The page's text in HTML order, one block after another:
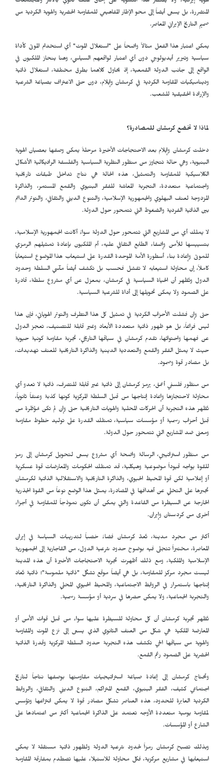
المتضررة، بل يسعى أيضاً إلى محو الإطار المفاهيمي للمقاومة الحضرية والهوية الكردية من
صميم التاريخ الإيراني المعاصر.
يمكن اعتبار هذا الفعل مثالاً واضحاً على "استغلال الموت" أي استخدام الموتى كأداة
سياسية وتبرير أيديولوجي دون أي اعتبار لواقعهم السياسي، وهنا ينحاز الملكيون في
الواقع إلى جانب الدولة القمعية، إذ يحاول كلاهما بطرق مختلفة، استغلال ذاتية
وديناميكيات المقاومة الكردية في كرمشان وإيلام، دون حتى الاعتراف بصياغة الشرعية
والإرادة الحقيقية للشعب.
لماذا لا تخضع كرمشان للمصادرة؟
دخلت كرمشان وإيلام بعد الاحتجاجات الأخيرة مرحلةً يمكن وصفها بعصيان الهوية
البنيوية، وهي حالة تتجاوز من منظور النظرية السياسية والفلسفة الراديكالية الأشكال
الكلاسيكية للمقاومة والتمثيل، هذه الحالة هي نتاج تداخل طبقات تاريخية
واجتماعية متعددة، التجربة المعاشة للفقر البنيوي والقمع المستمر، والذاكرة
المزدوجة لعنف البهلوي والجمهورية الإسلامية، والتنوع الديني والثقافي، والتوتر الدائم
بين الذاتية الفردية والضغوط التي تتمحور حول الدولة.
لا يملك أي من المشاريع التي تتمحور حول الدولة سواءً أكانت الجمهورية الإسلامية،
بتسييسها للأمن وإضفاء الطابع الثقافي عليه، أم الملكيون بإعادة تمثيلهم الرمزي
للموتى وإعادة بناء أسطورة الأمة الموحدة القدرة على استيعاب هذا الموضوع استيعاباً
كاملاً، إن محاولة استيعابه لا تفشل فحسب بل تكشف أيضاً مآسي السلطة وحدود
الدول وتُظهر أن الحياة السياسية في كرمشان، بمعزل عن أي مشروع سلطة، قادرة
على الصمود ولا يمكن تحويلها إلى أداة للشرعية السياسية.
حتى وإن فشلت الأحزاب الكردية في تمثيل كل هذا التطرف والتوتر الهوياتي، فإن هذا
ليس فراغاً، بل هو ظهور ذاتية متعددة الأبعاد وغير قابلة للتصنيف، تعجز الدول
عن فهمها واحتوائها، تقدم كرمشان في سياقها التاريخي، تجربة مقاومة كونية حيوية
حيث لا يمثل الفقر والقمع والتعددية الدينية والذاكرة التاريخية للعنف تهديدات،
بل مصادر قوة وصمود.
من منظور فلسفي أعمق، يرمز كرمشان إلى ذاتية غير قابلة للتصرف، ذاتية لا تعدو أي
محاولة لاحتجازها وإعادة إنتاجها من قبل السلطة المركزية كونها كذبة وعنفاً ثانوياً،
تُظهر هذه التجربة أن الحركات المحلية والهويات التاريخية حتى وإن لم تكن مُؤطَّرة من
قِبَل أحزاب رسمية أو مؤسسات سياسية، تمتلك القدرة على توليد خطوط مقاومة
ومعنى ضد المشاريع التي تتمحور حول الدولة.
من منظور استراتيجي، الرسالة واضحة أي مشروع يسعى لتحويل كرمشان إلى رمز
للقوة يواجه قيوداً موضوعية وهيكلية، قد تمتلك الحكومات والمعارضات قوة عسكرية
أو إعلامية لكن قوة المحيط الحيوي، والذاكرة التاريخية والاستقلالية الذاتية لكرمشان
تجبرها على التخلي عن أهدافها في المصادرة، يمثل هذا الوضع نوعاً من القوة الجذرية
الخارجة عن السيطرة من القاعدة والتي يمكن أن تكون نموذجاً للمقاومة في أجزاء
أخرى من كردستان وإيران.
أكثر من مجرد مدينة، تُعدّ كرمشان فضاءً خصباً لتدريبات السياسة في إيران
المعاصرة، مختبراً تتجلى فيه بوضوح حدود شرعية الدول، من القاجارية إلى الجمهورية
الإسلامية والملكية، ومع ذلك أظهرت تجربة الاحتجاجات الأخيرة أن هذه المدينة
ليست مجرد مركز للمقاومة، بل هي أيضاً موقع تشكّل "ذاتية ملموسة"؛ ذاتية تُعاد
إنتاجها باستمرار في الروابط الاجتماعية، والمحيط الحيوي المحلي والذاكرة التاريخية،
والتجربة الجماعية، ولا يمكن حصرها في سردية أو مؤسسة رسمية.
تُظهر تجربة كرمشان أن كل محاولة للسيطرة عليها سواء من قبل قوات الأمن أو
المعارضة الملكية هي شكل من العنف الثانوي الذي يسعى إلى نزع الموت والمقاومة
والهوية من سياقها الحي تكشف هذه التجربة حدود السلطة المركزية وقدرة الذاتية
الحضرية على الصمود رغم القمع.
وتحتاج كرمشان إلى إعادة صياغة استراتيجيات مقاومتها بوصفها نتاجاً لتاريخ
اجتماعي كثيف، الفقر البنيوي، القمع المتراكم، التنوع الديني والثقافي، والروابط
الكردية العابرة للحدود، هذه العناصر تشكل مصادر قوة لا يمكن انتزاعها وتؤسس
لمقاومة يومية متعددة الأوجه تعتمد على الذاكرة الجماعية أكثر من اعتمادها على
الشارع أو المؤسسات.
وبذلك تصبح كرمشان رمزاً لحدود شرعية الدولة ولظهور ذاتية مستقلة لا يمكن
استيعابها في مشاريع مركزية، فكل محاولة للاستيلاء عليها تصطدم بمفارقة المقاومة